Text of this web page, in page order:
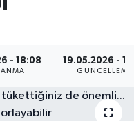
- 18:08 19.05.2026 -
GÜNCELLEME